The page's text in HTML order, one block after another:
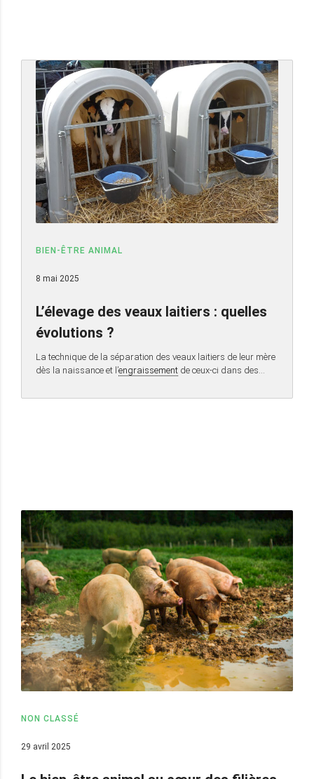
BIEN-ÊTRE ANIMAL
8 mai 2025
L’élevage des veaux laitiers : quelles
évolutions ?
La technique de la séparation des veaux laitiers de leur mère
dès la naissance et l’engraissement de ceux-ci dans des…
NON CLASSÉ
29 avril 2025